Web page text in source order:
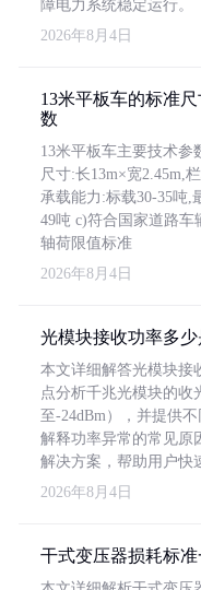
障电力系统稳定运行。
2026年8月4日
13米平板车的标准
数
13米平板车主要技术参
尺寸:长13m×宽2.45m,
承载能力:标载30-35吨,
49吨 c)符合国家道路车
轴荷限值标准
2026年8月4日
光模块接收功率多少
本文详细解答光模块接
点分析千兆光模块的收
至-24dBm），并提供
解释功率异常的常见原
解决方案，帮助用户快
2026年8月4日
干式变压器损耗标